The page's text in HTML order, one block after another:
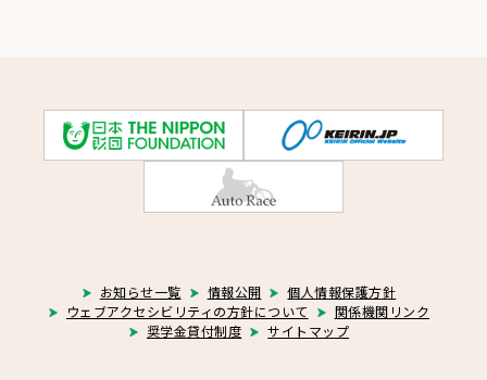
お知らせ一覧 情報公開
個人情報保護方針
ウェブアクセシビリティの方針について
関係機関リンク
奨学金貸付制度
サイトマップ